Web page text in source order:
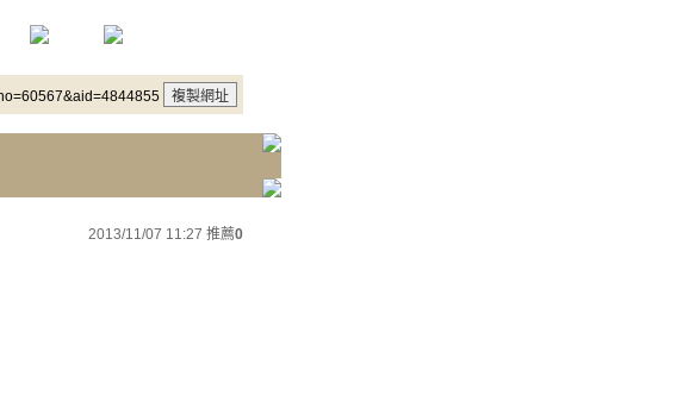
2013/11/07 11:27 推薦0